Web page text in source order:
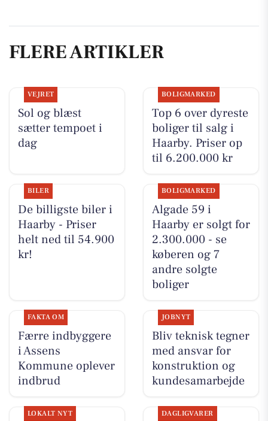
FLERE ARTIKLER
VEJRET
Sol og blæst
sætter tempoet i
dag
BOLIGMARKED
Top 6 over dyreste
boliger til salg i
Haarby. Priser op
til 6.200.000 kr
BILER
De billigste biler i
Haarby - Priser
helt ned til 54.900
kr!
BOLIGMARKED
Algade 59 i
Haarby er solgt for
2.300.000 - se
køberen og 7
andre solgte
boliger
FAKTA OM
Færre indbyggere
i Assens
Kommune oplever
indbrud
JOBNYT
Bliv teknisk tegner
med ansvar for
konstruktion og
kundesamarbejde
LOKALT NYT DAGLIGVARER